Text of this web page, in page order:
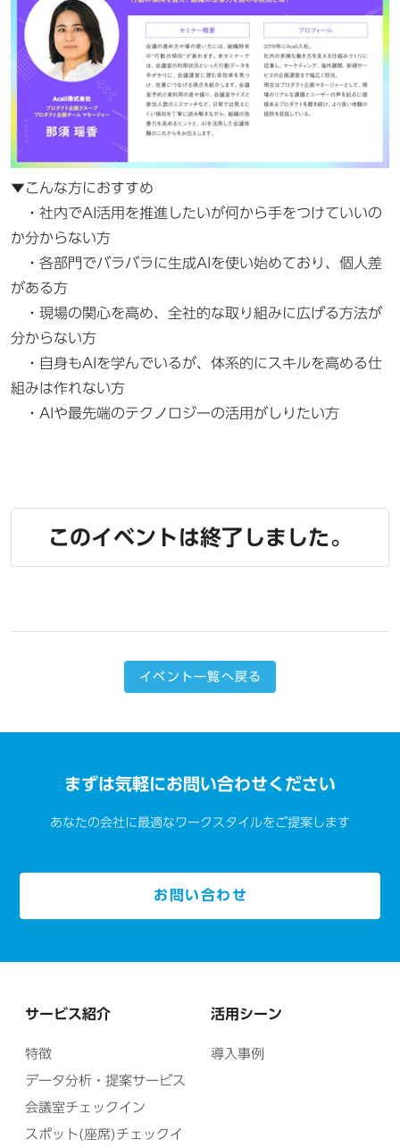
▼こんな方におすすめ
・社内でAI活用を推進したいが何から手をつけていいの
か分からない方
・各部門でバラバラに生成AIを使い始めており、個人差
がある方
・現場の関心を高め、全社的な取り組みに広げる方法が
分からない方
・自身もAIを学んでいるが、体系的にスキルを高める仕
組みは作れない方
・AIや最先端のテクノロジーの活用がしりたい方
このイベントは終了しました。
イベント一覧へ戻る
まずは気軽にお問い合わせください
あなたの会社に最適なワークスタイルをご提案します
お問い合わせ
サービス紹介
特徴
データ分析・提案サービス
会議室チェックイン
スポット(座席)チェックイ
活用シーン
導入事例